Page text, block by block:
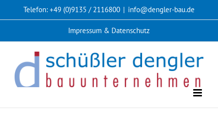
Telefon: +49 (0)9135 / 2116800 | info@dengler-bau.de
Impressum & Datenschutz